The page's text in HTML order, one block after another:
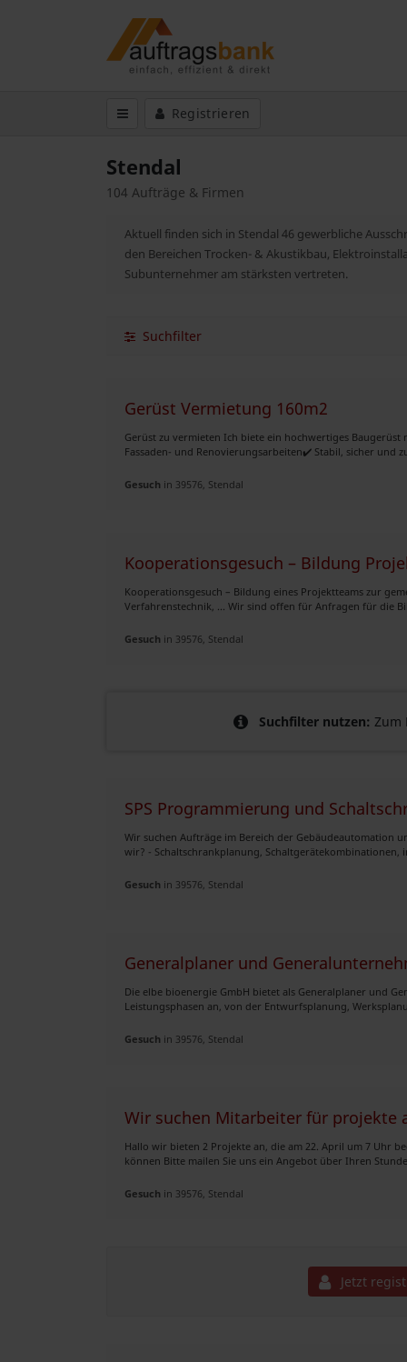
Registrieren
Stendal
104 Aufträge & Firmen
Aktuell finden sich in Stendal 46 gewerbliche
den Bereichen Trocken- & Akustikbau,
Subunternehmer am stärksten vertreten.
Suchfilter
Gerüst Vermietung 160m2
Gerüst zu vermieten Ich biete ein hochwertiges
Fassaden- und Renovierungsarbeiten✔️ Stabil, sicher und
Gesuch in 39576, Stendal
Kooperations­gesuch – Bildung
Kooperations­gesuch – Bildung eines Projekt­teams zur
Verfahrenstechnik, ... Wir sind offen für Anfragen für die
Gesuch in 39576, Stendal
Suchfilter nutzen: Zum
SPS Programmierung und
Wir suchen Aufträge im Bereich der Gebäudeautomation
wir? - Schaltschrankplanung, Schaltgerätekombinationen,
Gesuch in 39576, Stendal
Generalplaner und
Die elbe bioenergie GmbH bietet als Generalplaner und
Leistungsphasen an, von der Entwurfsplanung,
Gesuch in 39576, Stendal
Wir suchen Mitarbeiter für projekte
Hallo wir bieten 2 Projekte an, die am 22. April um 7 Uhr
können Bitte mailen Sie uns ein Angebot über Ihren
Gesuch in 39576, Stendal
Jetzt